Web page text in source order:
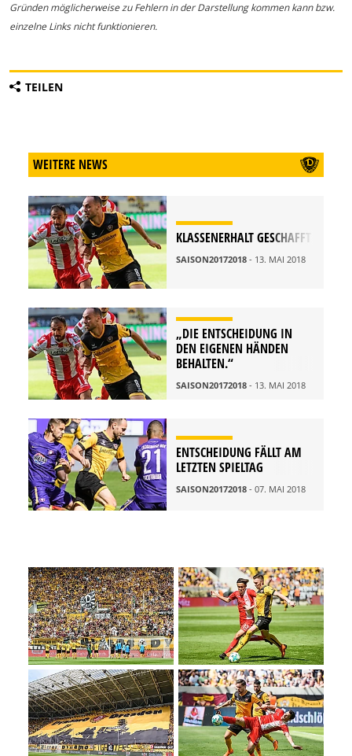
Gründen möglicherweise zu Fehlern in der Darstellung kommen kann bzw.
einzelne Links nicht funktionieren.
TEILEN
WEITERE NEWS
KLASSENERHALT GESCHAFFT
SAISON20172018 - 13. MAI 2018
„DIE ENTSCHEIDUNG IN
DEN EIGENEN HÄNDEN
BEHALTEN.“
SAISON20172018 - 13. MAI 2018
ENTSCHEIDUNG FÄLLT AM
LETZTEN SPIELTAG
SAISON20172018 - 07. MAI 2018